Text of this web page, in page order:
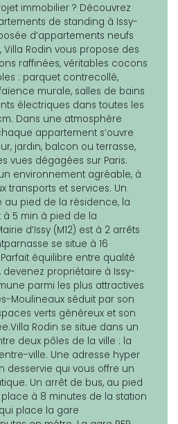
immobilier ? Découvrez
de standing à Issy-
d’appartements neufs
Rodin vous propose des
raffinées, véritables cocons
: parquet contrecollé,
murale, salles de bains
électriques dans toutes les
Dans une atmosphère
appartement s’ouvre
jardin, balcon ou terrasse,
vues dégagées sur Paris.
environnement agréable, à
transports et services. Un
au pied de la résidence, la
à 5 min à pied de la
d’Issy (M12) est à 2 arrêts
se situe à 16
équilibre entre qualité
propriétaire à Issy-
parmi les plus attractives
Moulineaux séduit par son
verts généreux et son
Rodin se situe dans un
deux pôles de la ville : la
ville. Une adresse hyper
desservie qui vous offre un
Un arrêt de bus, au pied
à 8 minutes de la station
qui place la gare